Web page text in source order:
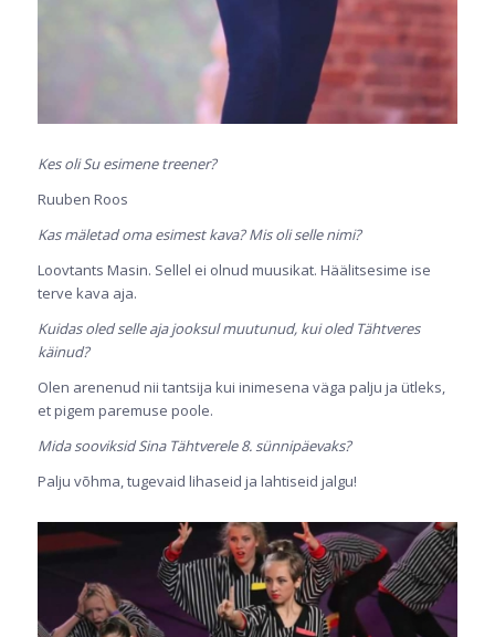
Kes oli Su esimene treener?
Ruuben Roos
Kas mäletad oma esimest kava? Mis oli selle nimi?
Loovtants Masin. Sellel ei olnud muusikat. Häälitsesime ise
terve kava aja.
Kuidas oled selle aja jooksul muutunud, kui oled Tähtveres
käinud?
Olen arenenud nii tantsija kui inimesena väga palju ja ütleks,
et pigem paremuse poole.
Mida sooviksid Sina Tähtverele 8. sünnipäevaks?
Palju võhma, tugevaid lihaseid ja lahtiseid jalgu!